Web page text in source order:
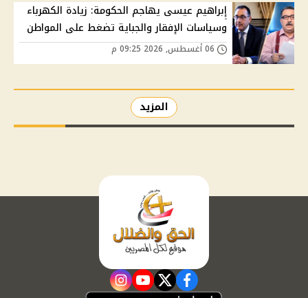
إبراهيم عيسى يهاجم الحكومة: زيادة الكهرباء
وسياسات الإفقار والجباية تضغط على المواطن
المزيد
facebook
twitter
youtube
instagram